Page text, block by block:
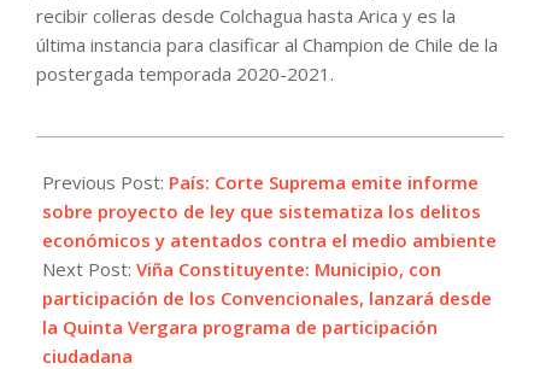
recibir colleras desde Colchagua hasta Arica y es la
última instancia para clasificar al Champion de Chile de la
postergada temporada 2020-2021.
08-
25
Previous Post: País: Corte Suprema emite informe
sobre proyecto de ley que sistematiza los delitos
económicos y atentados contra el medio ambiente
Next Post: Viña Constituyente: Municipio, con
participación de los Convencionales, lanzará desde
la Quinta Vergara programa de participación
ciudadana